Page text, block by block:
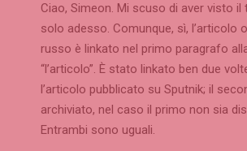
Ciao, Simeon. Mi scuso di aver visto
solo adesso. Comunque, sì, l’articolo
russo è linkato nel primo paragrafo
“l’articolo”. È stato linkato ben due
l’articolo pubblicato su Sputnik; il
archiviato, nel caso il primo non sia
Entrambi sono uguali.